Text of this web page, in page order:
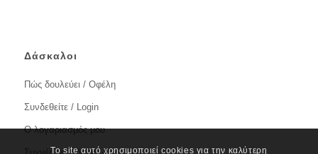
Δάσκαλοι
Πώς δουλεύει / Οφέλη
Συνδεθείτε / Login
Ο λογαριασμός μου
Το site αυτό χρησιμοποιεί cookies για την καλύτερη